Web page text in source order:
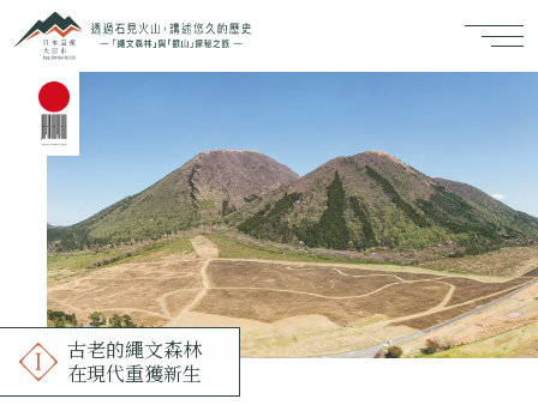
古老的繩文森林
在現代重獲新生